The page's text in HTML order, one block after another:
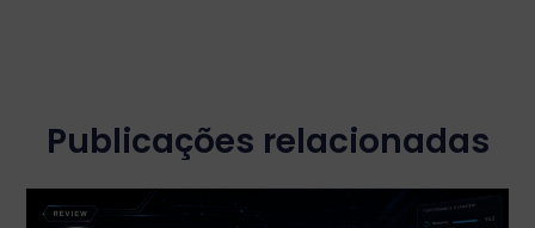
Publicações relacionadas